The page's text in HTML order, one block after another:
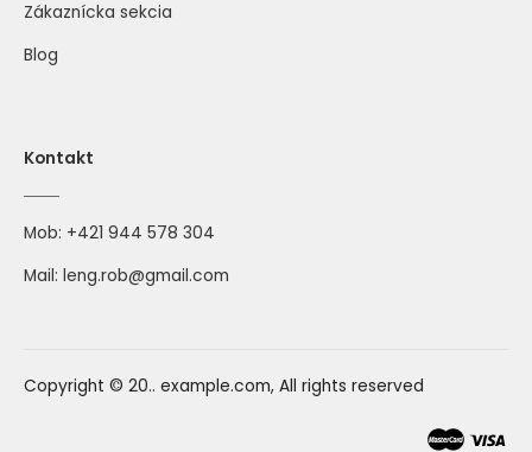
Zákaznícka sekcia
Blog
Kontakt
Mob: +421 944 578 304
Mail: leng.rob@gmail.com
Copyright © 20.. example.com, All rights reserved